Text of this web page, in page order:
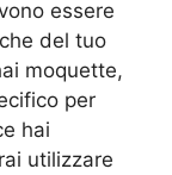
essere
del tuo
moquette,
per
hai
utilizzare